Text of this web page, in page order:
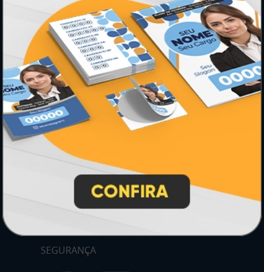
PAGUE COM
* Pagamento com cartão de crédito terá valor adicional.
** Pagamentos a prazo poderão ter acréscimo.
*** Nota fiscal sujeita a emissão de acordo com prestador de
serviço, conforme legislação pertinente.
PARTICIPE
SEGURANÇA